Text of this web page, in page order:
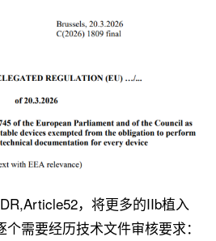
，将更多的IIb植入
需要经历技术文件审核要求：